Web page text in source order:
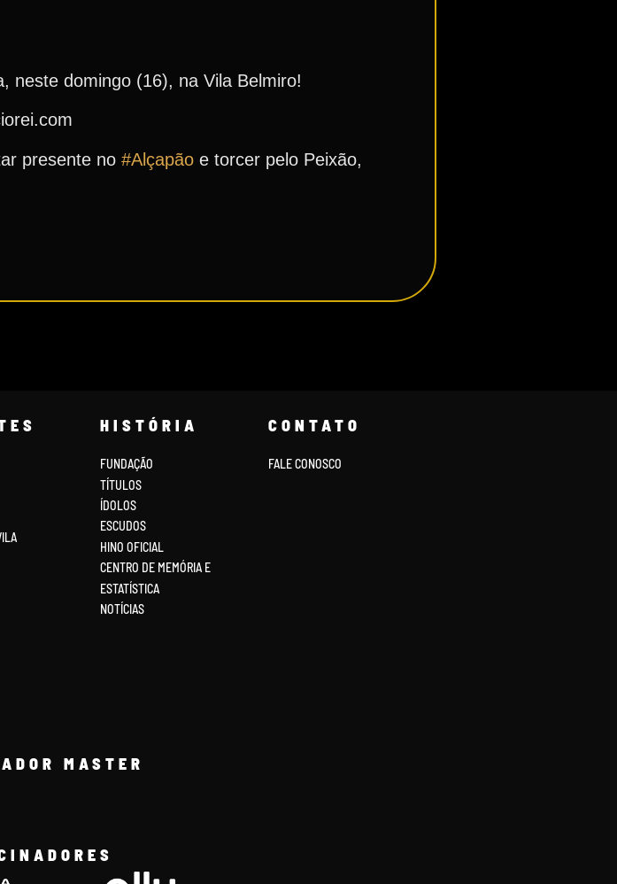
neste domingo (16), na Vila Belmiro!
presente no #Alçapão e torcer pelo Peixão,
HISTÓRIA
FUNDAÇÃO
TÍTULOS
ÍDOLOS
ESCUDOS
HINO OFICIAL
CENTRO DE MEMÓRIA E
ESTATÍSTICA
NOTÍCIAS
CONTATO
FALE CONOSCO
MASTER